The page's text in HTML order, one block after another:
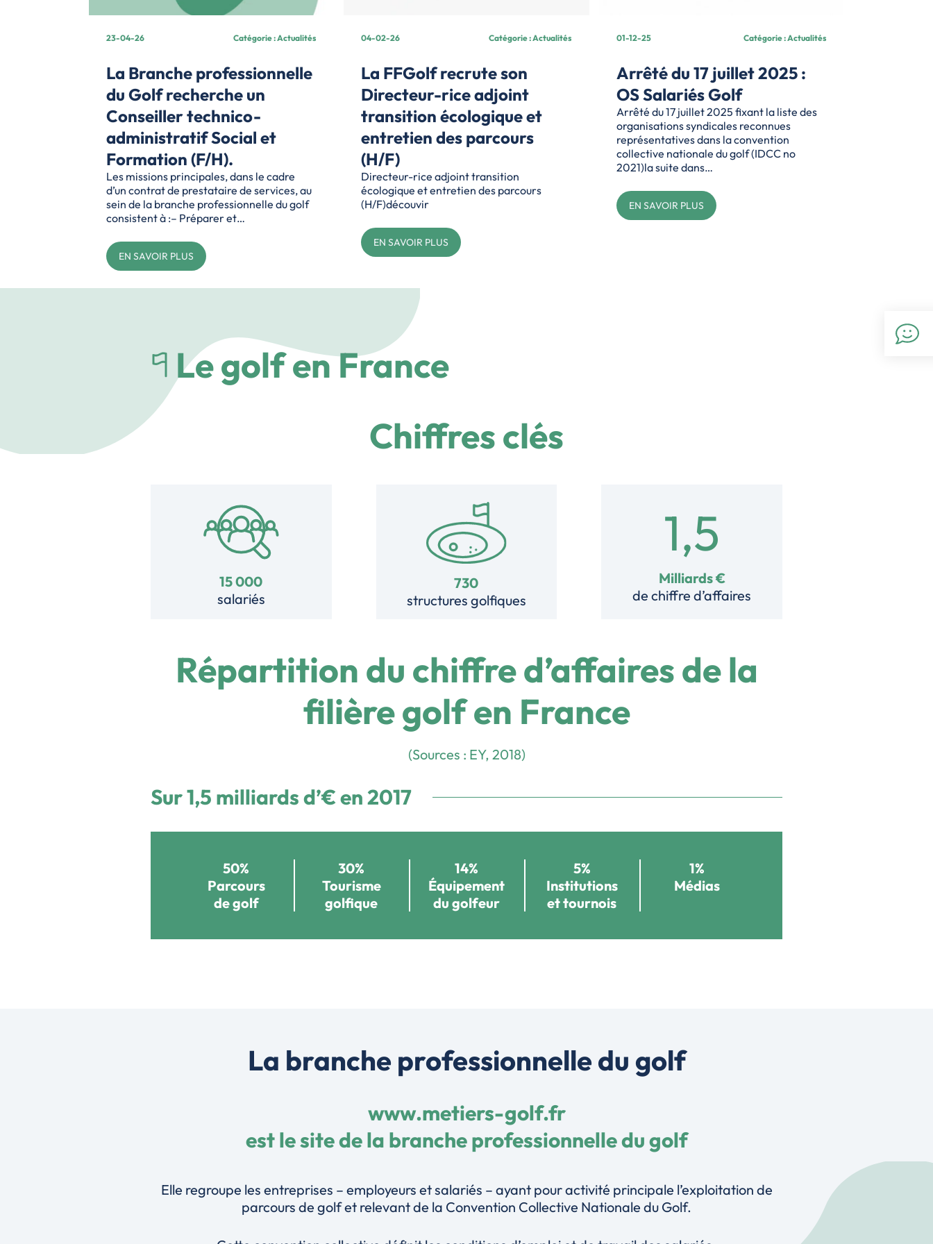
23-04-26 Catégorie : Actualités
La Branche professionnelle
du Golf recherche un
Conseiller technico-
administratif Social et
Formation (F/H).
Les missions principales, dans le cadre
d’un contrat de prestataire de services, au
sein de la branche professionnelle du golf
consistent à :– Préparer et…
EN SAVOIR PLUS
04-02-26 Catégorie : Actualités
La FFGolf recrute son
Directeur-rice adjoint
transition écologique et
entretien des parcours
(H/F)
Directeur-rice adjoint transition
écologique et entretien des parcours
(H/F)découvir
EN SAVOIR PLUS
01-12-25 Catégorie : Actualités
Arrêté du 17 juillet 2025 :
OS Salariés Golf
Arrêté du 17 juillet 2025 fixant la liste des
organisations syndicales reconnues
représentatives dans la convention
collective nationale du golf (IDCC no
2021)la suite dans…
EN SAVOIR PLUS
Le golf en France
Chiffres clés
15 000
salariés
730
structures golfiques
1,5
Milliards €
de chiffre d’affaires
Répartition du chiffre d’affaires de la
filière golf en France
(Sources : EY, 2018)
Sur 1,5 milliards d’€ en 2017
50%
Parcours
de golf
30%
Tourisme
golfique
14%
Équipement
du golfeur
5%
Institutions
et tournois
1%
Médias
La branche professionnelle du golf
www.metiers-golf.fr
est le site de la branche professionnelle du golf
Elle regroupe les entreprises – employeurs et salariés – ayant pour activité principale l’exploitation de
parcours de golf et relevant de la Convention Collective Nationale du Golf.